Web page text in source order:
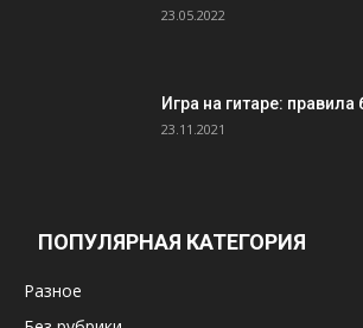
23.05.2022
Игра на гитаре:
23.11.2021
ПОПУЛЯРНАЯ КАТЕГОРИЯ
Разное